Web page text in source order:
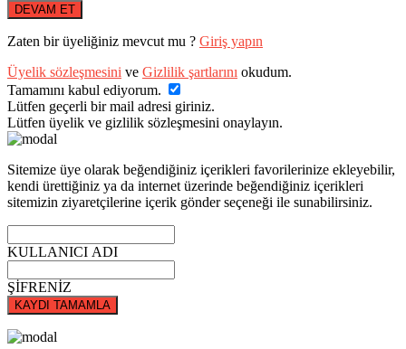
DEVAM ET
Zaten bir üyeliğiniz mevcut mu ? Giriş yapın
Üyelik sözleşmesini ve Gizlilik şartlarını okudum.
Tamamını kabul ediyorum.
Lütfen geçerli bir mail adresi giriniz.
Lütfen üyelik ve gizlilik sözleşmesini onaylayın.
Sitemize üye olarak beğendiğiniz içerikleri favorilerinize ekleyebilir,
kendi ürettiğiniz ya da internet üzerinde beğendiğiniz içerikleri
sitemizin ziyaretçilerine içerik gönder seçeneği ile sunabilirsiniz.
KULLANICI ADI
ŞİFRENİZ
KAYDI TAMAMLA